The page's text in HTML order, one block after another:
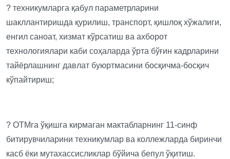
? техникумларга қабул параметрларини
шакллантиришда қурилиш, транспорт, қишлоқ хўжалиги,
енгил саноат, хизмат кўрсатиш ва ахборот
технологиялари каби соҳаларда ўрта бўғин кадрларини
тайёрлашнинг давлат буюртмасини босқичма-босқич
кўпайтириш;
? ОТМга ўқишга кирмаган мактабларнинг 11-синф
битирувчиларини техникумлар ва коллежларда биринчи
касб ёки мутахассисликлар бўйича бепул ўқитиш.